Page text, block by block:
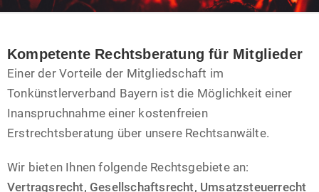
Kompetente Rechtsberatung für Mitglieder
Einer der Vorteile der Mitgliedschaft im
Tonkünstlerverband Bayern ist die Möglichkeit einer
Inanspruchnahme einer kostenfreien
Erstrechtsberatung über unsere Rechtsanwälte.
Wir bieten Ihnen folgende Rechtsgebiete an:
Vertragsrecht, Gesellschaftsrecht, Umsatzsteuerrecht